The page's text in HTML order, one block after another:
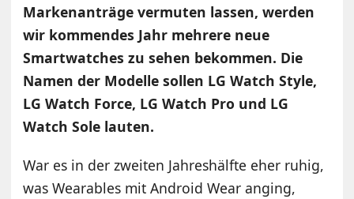
Markenanträge vermuten lassen, werden
wir kommendes Jahr mehrere neue
Smartwatches zu sehen bekommen. Die
Namen der Modelle sollen LG Watch Style,
LG Watch Force, LG Watch Pro und LG
Watch Sole lauten.
War es in der zweiten Jahreshälfte eher ruhig,
was Wearables mit Android Wear anging,